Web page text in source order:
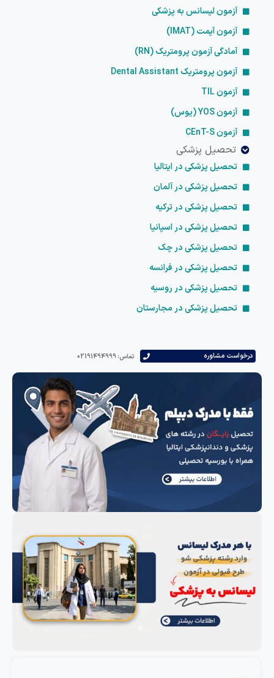
درخواست مشاوره تماس: 02191494999
آزمون لیسانس به پزشکی
آزمون آیمت (IMAT)
آمادگی آزمون پرومتریک (RN)
آزمون پرومتریک Dental Assistant
آزمون TIL
آزمون YOS (یوس)
آزمون CEnT-S
تحصیل پزشکی
تحصیل پزشکی در ایتالیا
تحصیل پزشکی در آلمان
تحصیل پزشکی در ترکیه
تحصیل پزشکی در اسپانیا
تحصیل پزشکی در چک
تحصیل پزشکی در فرانسه
تحصیل پزشکی در روسیه
تحصیل پزشکی در مجارستان